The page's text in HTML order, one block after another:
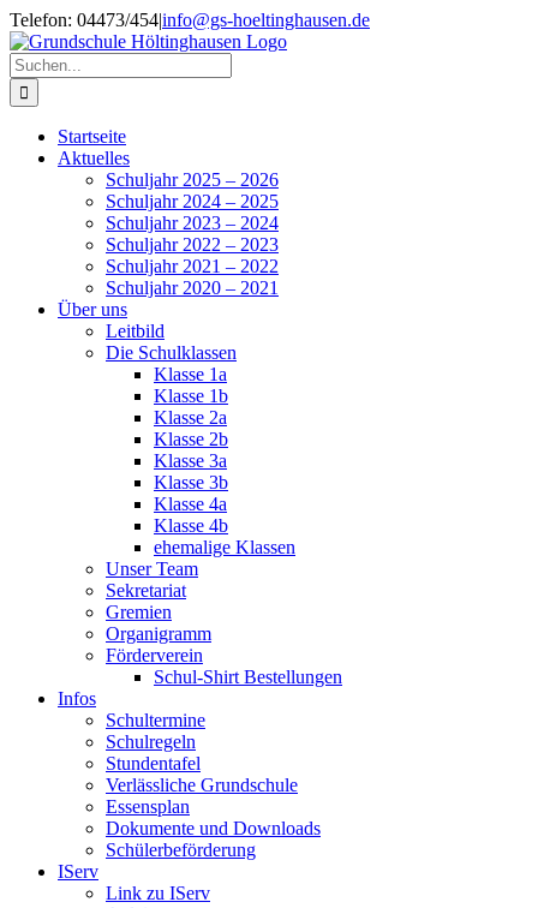
Zum
Inhalt
springen
Telefon: 04473/454|info@gs-hoeltinghausen.de
Suche
nach:
Startseite
Aktuelles
Schuljahr 2025 – 2026
Schuljahr 2024 – 2025
Schuljahr 2023 – 2024
Schuljahr 2022 – 2023
Schuljahr 2021 – 2022
Schuljahr 2020 – 2021
Über uns
Leitbild
Die Schulklassen
Klasse 1a
Klasse 1b
Klasse 2a
Klasse 2b
Klasse 3a
Klasse 3b
Klasse 4a
Klasse 4b
ehemalige Klassen
Unser Team
Sekretariat
Gremien
Organigramm
Förderverein
Schul-Shirt Bestellungen
Infos
Schultermine
Schulregeln
Stundentafel
Verlässliche Grundschule
Essensplan
Dokumente und Downloads
Schülerbeförderung
IServ
Link zu IServ